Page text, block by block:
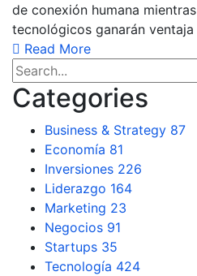
de conexión humana
tecnológicos ganarán
Read More
Categories
Business & Strategy 87
Economía 81
Inversiones 226
Liderazgo 164
Marketing 23
Negocios 91
Startups 35
Tecnología 424